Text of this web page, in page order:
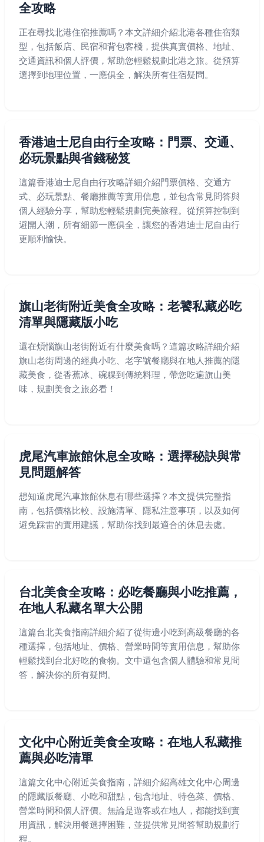
全攻略
正在尋找北港住宿推薦嗎？本文詳細介紹北港各種住宿類
型，包括飯店、民宿和背包客棧，提供真實價格、地址、
交通資訊和個人評價，幫助您輕鬆規劃北港之旅。從預算
選擇到地理位置，一應俱全，解決所有住宿疑問。
香港迪士尼自由行全攻略：門票、交通、
必玩景點與省錢秘笈
這篇香港迪士尼自由行攻略詳細介紹門票價格、交通方
式、必玩景點、餐廳推薦等實用信息，並包含常見問答與
個人經驗分享，幫助您輕鬆規劃完美旅程。從預算控制到
避開人潮，所有細節一應俱全，讓您的香港迪士尼自由行
更順利愉快。
旗山老街附近美食全攻略：老饕私藏必吃
清單與隱藏版小吃
還在煩惱旗山老街附近有什麼美食嗎？這篇攻略詳細介紹
旗山老街周邊的經典小吃、老字號餐廳與在地人推薦的隱
藏美食，從香蕉冰、碗粿到傳統料理，帶您吃遍旗山美
味，規劃美食之旅必看！
虎尾汽車旅館休息全攻略：選擇秘訣與常
見問題解答
想知道虎尾汽車旅館休息有哪些選擇？本文提供完整指
南，包括價格比較、設施清單、隱私注意事項，以及如何
避免踩雷的實用建議，幫助你找到最適合的休息去處。
台北美食全攻略：必吃餐廳與小吃推薦，
在地人私藏名單大公開
這篇台北美食指南詳細介紹了從街邊小吃到高級餐廳的各
種選擇，包括地址、價格、營業時間等實用信息，幫助你
輕鬆找到台北好吃的食物。文中還包含個人體驗和常見問
答，解決你的所有疑問。
文化中心附近美食全攻略：在地人私藏推
薦與必吃清單
這篇文化中心附近美食指南，詳細介紹高雄文化中心周邊
的隱藏版餐廳、小吃和甜點，包含地址、特色菜、價格、
營業時間和個人評價。無論是遊客或在地人，都能找到實
用資訊，解決用餐選擇困難，並提供常見問答幫助規劃行
程。